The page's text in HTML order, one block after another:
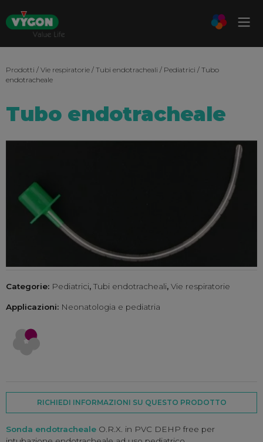
Prodotti / Vie respiratorie / Tubi endotracheali / Pediatrici / Tubo
endotracheale
Tubo endotracheale
Categorie: Pediatrici, Tubi endotracheali, Vie respiratorie
Applicazioni: Neonatologia e pediatria
RICHIEDI INFORMAZIONI SU QUESTO PRODOTTO
Sonda endotracheale O.R.X. in PVC DEHP free per